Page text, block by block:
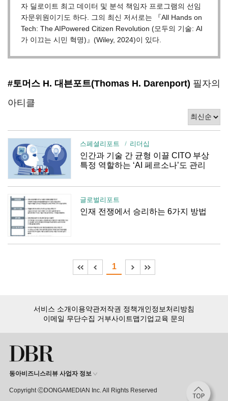
자 딜로이트 최고 데이터 및 분석 책임자 프로그램의 선임
자문위원이기도 하다. 그의 최신 저서로는 『All Hands on
Tech: The AIPowered Citizen Revolution (모두의 기술: AI
가 이끄는 시민 혁명)』(Wiley, 2024)이 있다.
#토머스 H. 대븐포트(Thomas H. Darenport) 필자의
아티클
스페셜리포트 리더십
인간과 기술 간 균형 이끌 CITO 부상
특정 역할하는 ‘AI 페르소나’도 관리
글로벌리포트
인재 전쟁에서 승리하는 6가지 방법
1
서비스 소개이용약관저작권 정책개인정보처리방침
이메일 무단수집 거부사이트맵기업교육 문의
동아비즈니스리뷰 사업자 정보
Copyright ⒸDONGAMEDIAN Inc. All Rights Reserved